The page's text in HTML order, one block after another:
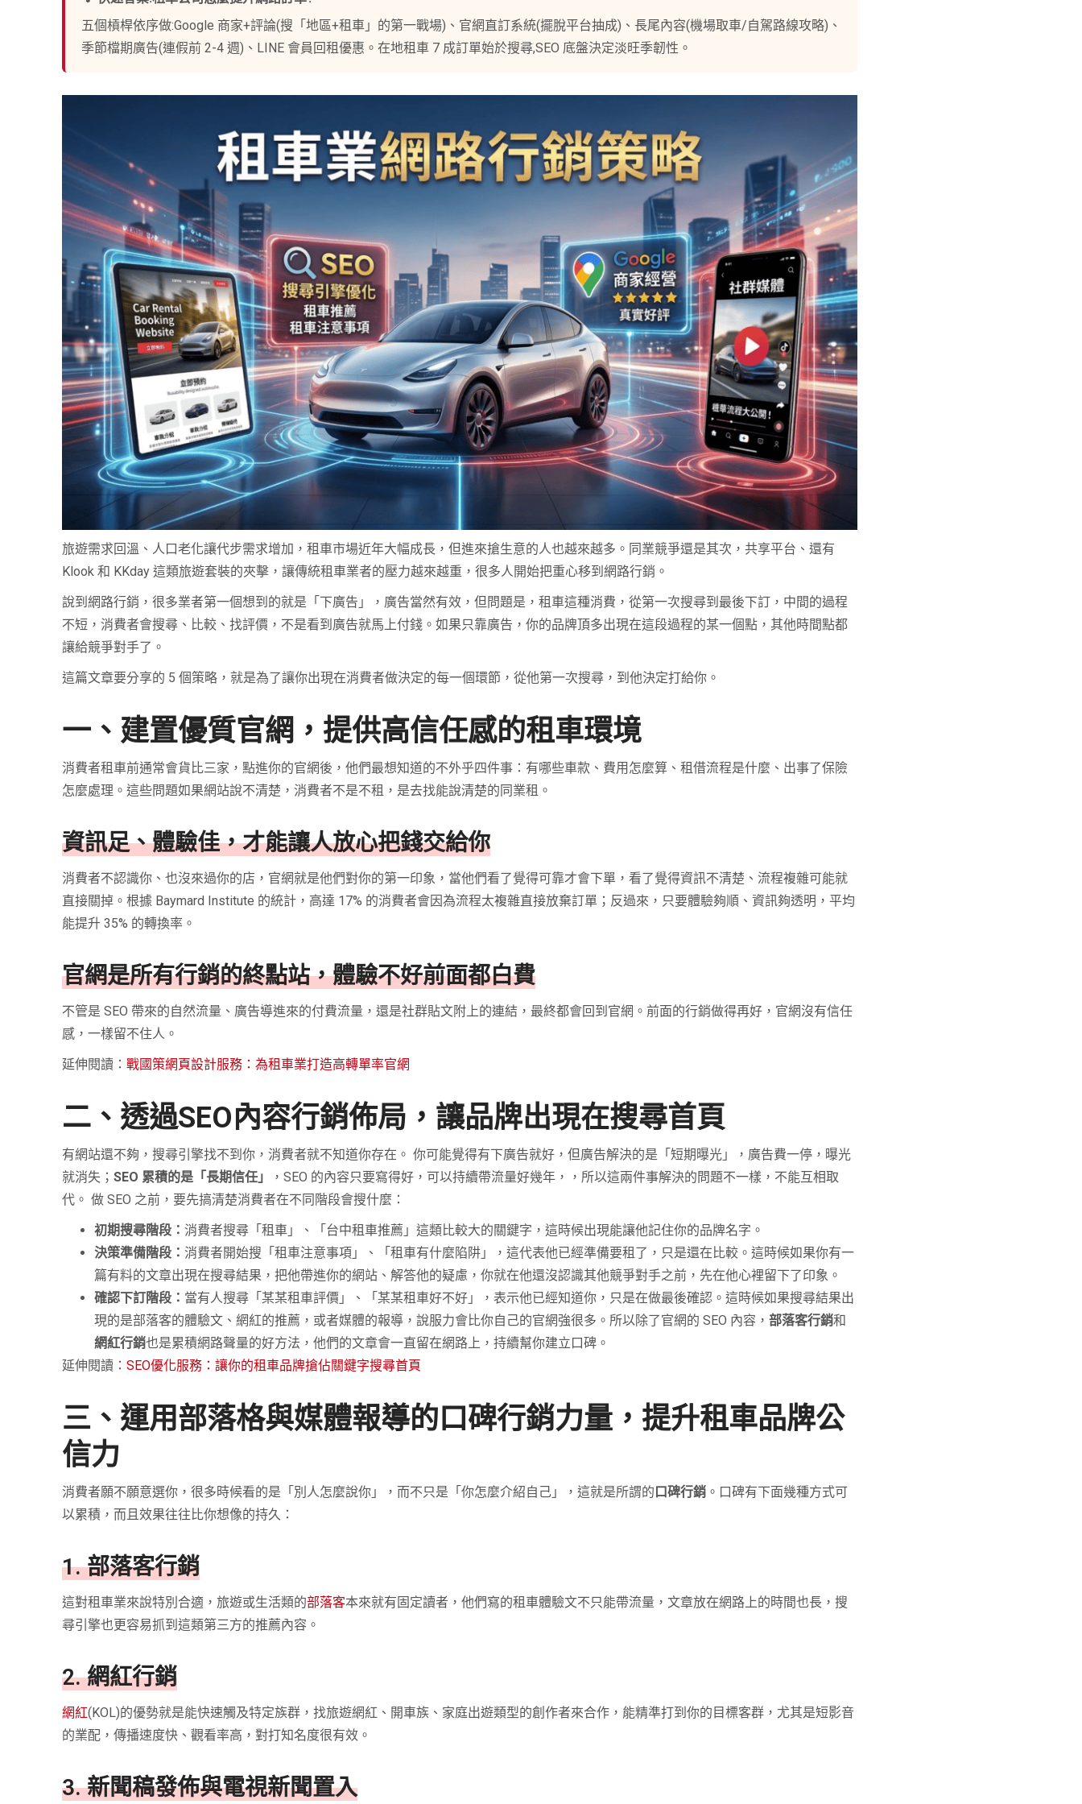
五個槓桿依序做:Google 商家+評論(搜「地區+租車」的第一戰場)、官網直訂系統(擺脫平台抽成)、長尾內容(機場取車/自駕路線攻略)、
季節檔期廣告(連假前 2-4 週)、LINE 會員回租優惠。在地租車 7 成訂單始於搜尋,SEO 底盤決定淡旺季韌性。
旅遊需求回溫、人口老化讓代步需求增加，租車市場近年大幅成長，但進來搶生意的人也越來越多。同業競爭還是其次，共享平台、還有
Klook 和 KKday 這類旅遊套裝的夾擊，讓傳統租車業者的壓力越來越重，很多人開始把重心移到網路行銷。
說到網路行銷，很多業者第一個想到的就是「下廣告」，廣告當然有效，但問題是，租車這種消費，從第一次搜尋到最後下訂，中間的過程
不短，消費者會搜尋、比較、找評價，不是看到廣告就馬上付錢。如果只靠廣告，你的品牌頂多出現在這段過程的某一個點，其他時間點都
讓給競爭對手了。
這篇文章要分享的 5 個策略，就是為了讓你出現在消費者做決定的每一個環節，從他第一次搜尋，到他決定打給你。
一、建置優質官網，提供高信任感的租車環境
消費者租車前通常會貨比三家，點進你的官網後，他們最想知道的不外乎四件事：有哪些車款、費用怎麼算、租借流程是什麼、出事了保險
怎麼處理。這些問題如果網站說不清楚，消費者不是不租，是去找能說清楚的同業租。
資訊足、體驗佳，才能讓人放心把錢交給你
消費者不認識你、也沒來過你的店，官網就是他們對你的第一印象，當他們看了覺得可靠才會下單，看了覺得資訊不清楚、流程複雜可能就
直接關掉。根據 Baymard Institute 的統計，高達 17% 的消費者會因為流程太複雜直接放棄訂單；反過來，只要體驗夠順、資訊夠透明，平均
能提升 35% 的轉換率。
官網是所有行銷的終點站，體驗不好前面都白費
不管是 SEO 帶來的自然流量、廣告導進來的付費流量，還是社群貼文附上的連結，最終都會回到官網。前面的行銷做得再好，官網沒有信任
感，一樣留不住人。
延伸閱讀：戰國策網頁設計服務：為租車業打造高轉單率官網
二、透過SEO內容行銷佈局，讓品牌出現在搜尋首頁
有網站還不夠，搜尋引擎找不到你，消費者就不知道你存在。 你可能覺得有下廣告就好，但廣告解決的是「短期曝光」，廣告費一停，曝光
就消失；SEO 累積的是「長期信任」
，SEO 的內容只要寫得好，可以持續帶流量好幾年，，所以這兩件事解決的問題不一樣，不能互相取
代。 做 SEO 之前，要先搞清楚消費者在不同階段會搜什麼：
初期搜尋階段：消費者搜尋「租車」、「台中租車推薦」這類比較大的關鍵字，這時候出現能讓他記住你的品牌名字。
決策準備階段：消費者開始搜「租車注意事項」、「租車有什麼陷阱」，這代表他已經準備要租了，只是還在比較。這時候如果你有一
篇有料的文章出現在搜尋結果，把他帶進你的網站、解答他的疑慮，你就在他還沒認識其他競爭對手之前，先在他心裡留下了印象。
確認下訂階段： 當有人搜尋「某某租車評價」、「某某租車好不好」，表示他已經知道你，只是在做最後確認。這時候如果搜尋結果出
現的是部落客的體驗文、網紅的推薦，或者媒體的報導，說服力會比你自己的官網強很多。所以除了官網的 SEO 內容，部落客行銷和
網紅行銷也是累積網路聲量的好方法，他們的文章會一直留在網路上，持續幫你建立口碑。
延伸閱讀：SEO優化服務：讓你的租車品牌搶佔關鍵字搜尋首頁
三、運用部落格與媒體報導的口碑行銷力量，提升租車品牌公
信力
消費者願不願意選你，很多時候看的是「別人怎麼說你」，而不只是「你怎麼介紹自己」，這就是所謂的口碑行銷 。口碑有下面幾種方式可
以累積，而且效果往往比你想像的持久：
1. 部落客行銷
這對租車業來說特別合適，旅遊或生活類的部落客本來就有固定讀者，他們寫的租車體驗文不只能帶流量，文章放在網路上的時間也長，搜
尋引擎也更容易抓到這類第三方的推薦內容。
2. 網紅行銷
網紅(KOL)的優勢就是能快速觸及特定族群，找旅遊網紅、開車族、家庭出遊類型的創作者來合作，能精準打到你的目標客群，尤其是短影音
的業配，傳播速度快、觀看率高，對打知名度很有效。
3. 新聞稿發佈與電視新聞置入